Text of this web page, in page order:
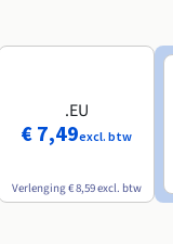
.EU
€ 7,49excl. btw
Verlenging € 8,59excl. btw